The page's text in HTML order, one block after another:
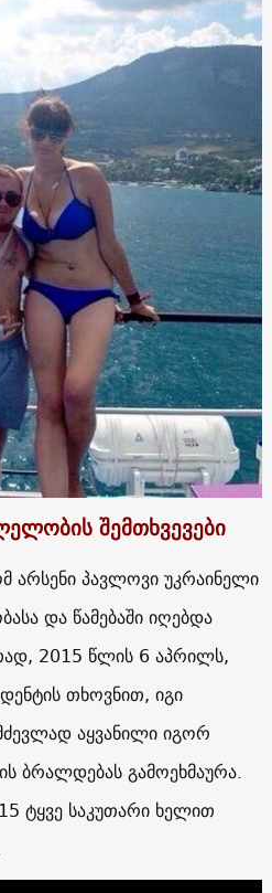
შემთხვევები
არსენი პავლოვი უკრაინელი
და წამებაში იღებდა
2015 წლის 6 აპრილს,
თხოვნით, იგი
აყვანილი იგორ
ბრალდებას გამოეხმაურა.
ტყვე საკუთარი ხელით